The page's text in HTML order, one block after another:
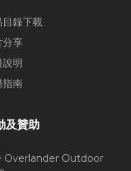
目錄下載
分享
說明
指南
及贊助
Overlander Outdoor